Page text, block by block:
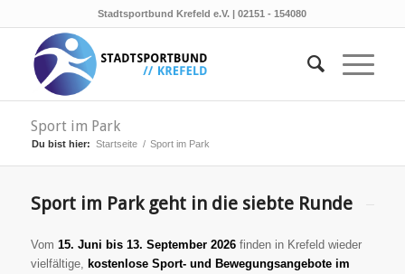
Stadtsportbund Krefeld e.V. | 02151 - 154080
Sport im Park
Du bist hier: Startseite / Sport im Park
Sport im Park geht in die siebte Runde
Vom 15. Juni bis 13. September 2026finden in Krefeld wieder
vielfältige, kostenlose Sport- und Bewegungsangebote im